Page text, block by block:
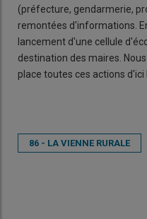
(préfecture, gendarmerie,
remontées d'informations.
lancement d'une cellule
destination des maires.
place toutes ces actions
86 - LA VIENNE RURALE